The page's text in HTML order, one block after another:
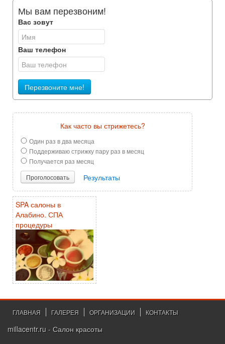
Мы вам перезвоним!
Вас зовут
Ваш телефон
Перезвоните мне!
Как часто вы стрижетесь?
Один раз в два месяца
Поддерживаю стрижку пару раз в месяц
Получается раз месяц
Проголосовать
Результаты
SPA салоны в
Алабино. СПА
процедуры
ГЛАВНАЯ ГАЛЕРЕЯ ОРГАНИЗАЦИИ КОНТАКТЫ
millacentr.ru - Салон красоты